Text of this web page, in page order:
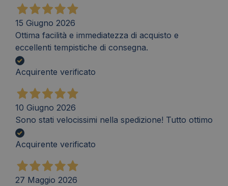
15 Giugno 2026
Ottima facilità e immediatezza di acquisto e
eccellenti tempistiche di consegna.
Acquirente verificato
10 Giugno 2026
Sono stati velocissimi nella spedizione! Tutto ottimo
Acquirente verificato
27 Maggio 2026